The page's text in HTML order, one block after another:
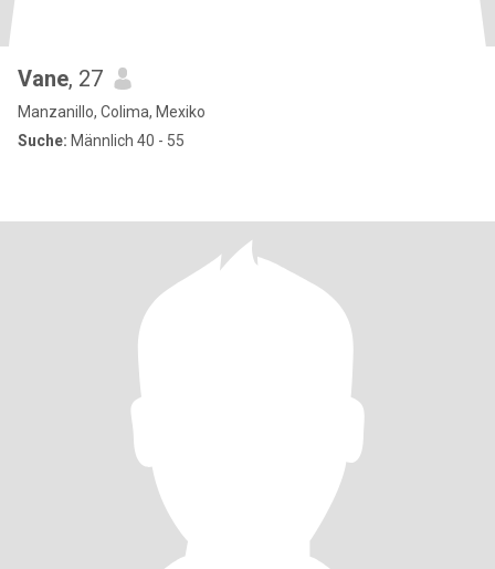
Vane, 27
Manzanillo, Colima, Mexiko
Suche: Männlich 40 - 55